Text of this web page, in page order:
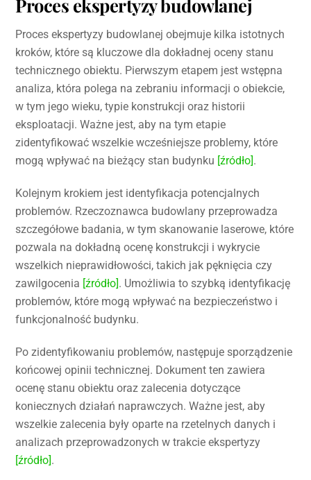
Proces ekspertyzy budowlanej
Proces ekspertyzy budowlanej obejmuje kilka istotnych
kroków, które są kluczowe dla dokładnej oceny stanu
technicznego obiektu. Pierwszym etapem jest wstępna
analiza, która polega na zebraniu informacji o obiekcie,
w tym jego wieku, typie konstrukcji oraz historii
eksploatacji. Ważne jest, aby na tym etapie
zidentyfikować wszelkie wcześniejsze problemy, które
mogą wpływać na bieżący stan budynku [źródło].
Kolejnym krokiem jest identyfikacja potencjalnych
problemów. Rzeczoznawca budowlany przeprowadza
szczegółowe badania, w tym skanowanie laserowe, które
pozwala na dokładną ocenę konstrukcji i wykrycie
wszelkich nieprawidłowości, takich jak pęknięcia czy
zawilgocenia [źródło]. Umożliwia to szybką identyfikację
problemów, które mogą wpływać na bezpieczeństwo i
funkcjonalność budynku.
Po zidentyfikowaniu problemów, następuje sporządzenie
końcowej opinii technicznej. Dokument ten zawiera
ocenę stanu obiektu oraz zalecenia dotyczące
koniecznych działań naprawczych. Ważne jest, aby
wszelkie zalecenia były oparte na rzetelnych danych i
analizach przeprowadzonych w trakcie ekspertyzy
[źródło].